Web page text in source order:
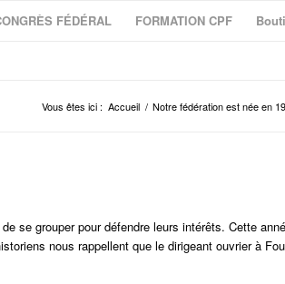
FÉDÉRAL FORMATION CPF
Vous êtes ici : Accueil / Notre fédération est née en
se grouper pour défendre leurs intérêts. Cette
nous rappellent que le dirigeant ouvrier à